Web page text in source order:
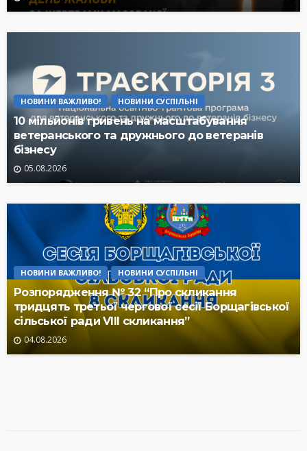
НОВИНИ ВАЖЛИВО! НОВИНИ СУСПІЛЬНІ
10 мільйонів гривень на масштабування
ветеранського та дружнього до ветеранів
бізнесу
05.08.2026
НОВИНИ ВАЖЛИВО! НОВИНИ СУСПІЛЬНІ
Розпорядження № 32 “Про скликання
тридцять третьої чергової сесії Борщагівської
сільської ради VIII скликання”
04.08.2026